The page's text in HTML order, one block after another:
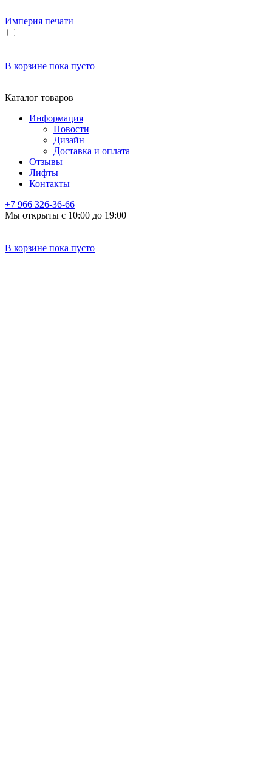
Империя печати
В корзине пока пусто
Каталог товаров
Информация
Новости
Дизайн
Доставка и оплата
Отзывы
Лифты
Контакты
+7 966 326-36-66
Мы открыты с 10:00 до 19:00
В корзине пока пусто